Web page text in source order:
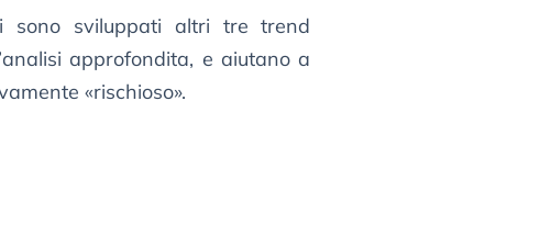
sono sviluppati altri tre trend
approfondita, e aiutano a
«rischioso».